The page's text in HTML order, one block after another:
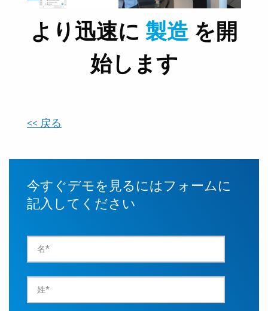
より迅速に製造を開
始します
<< 戻る
今すぐデモを見るにはフォームに
記入してください